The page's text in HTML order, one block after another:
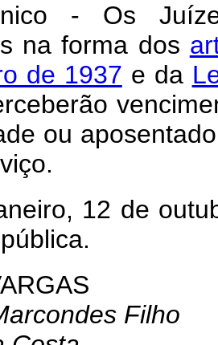
- Os
na forma dos
de 1937 e da
ou
12 de
Filho